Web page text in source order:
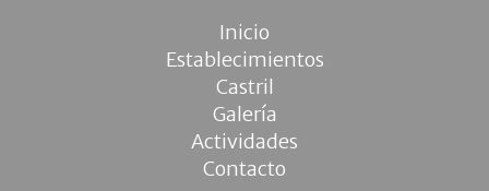
Inicio
Establecimientos
Castril
Galería
Actividades
Contacto